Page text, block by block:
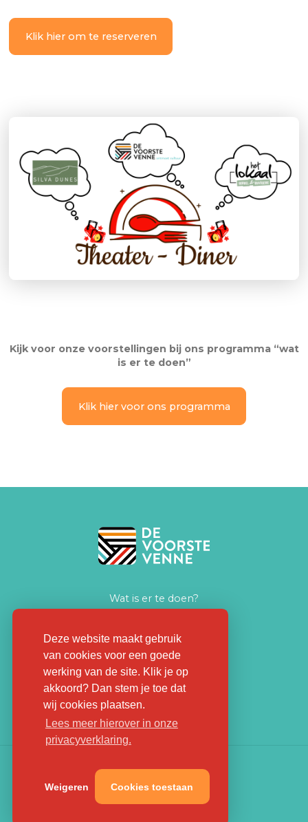
Deze website maakt gebruik
van cookies voor een goede
werking van de site. Klik je op
akkoord? Dan stem je toe dat
wij cookies plaatsen.
Lees meer hierover in onze
privacyverklaring.
Weigeren Cookies toestaan
Klik hier om te reserveren
Kijk voor onze voorstellingen bij ons programma “wat
is er te doen”
Klik hier voor ons programma
Wat is er te doen?
Huiskamer voor iedereen
Nieuws
Praktische informatie
Contact
Colofon
Privacyverklaring